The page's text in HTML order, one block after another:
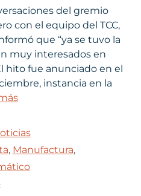
del gremio
con el equipo del TCC,
que “ya se tuvo la
muy interesados en
hito fue anunciado en el
instancia en la
, Manufactura,